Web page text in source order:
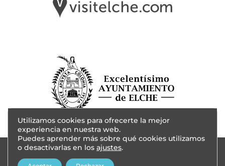
Utilizamos cookies para ofrecerte la mejor
experiencia en nuestra web.
Puedes aprender más sobre qué cookies utilizamos
o desactivarlas en los ajustes.